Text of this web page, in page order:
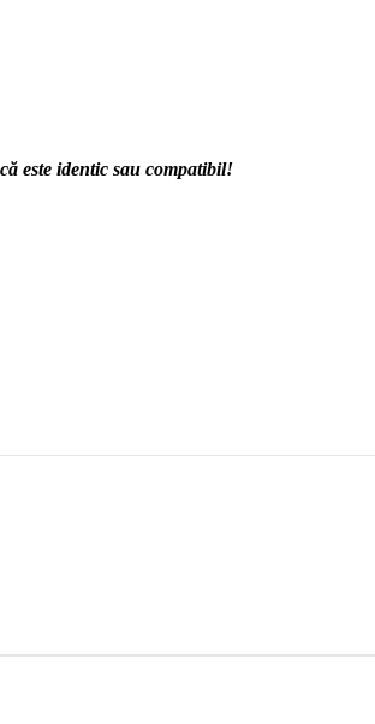
este identic sau compatibil!